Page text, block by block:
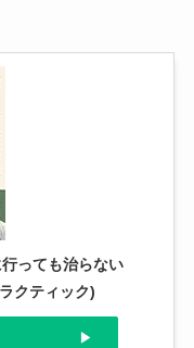
っても治らない
クティック)